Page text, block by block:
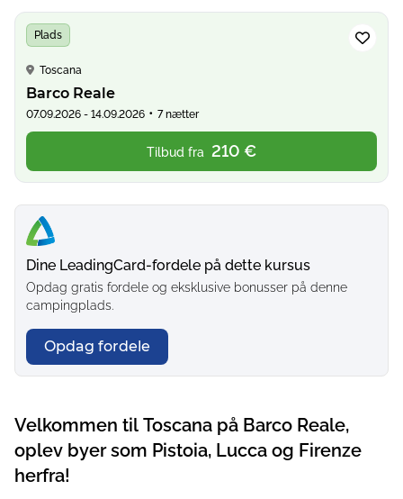
Plads
Toscana
Barco Reale
07.09.2026 - 14.09.2026 • 7 nætter
Tilbud fra 210 €
Dine LeadingCard-fordele på dette kursus
Opdag gratis fordele og eksklusive bonusser på denne
campingplads.
Opdag fordele
Velkommen til Toscana på Barco Reale,
oplev byer som Pistoia, Lucca og Firenze
herfra!